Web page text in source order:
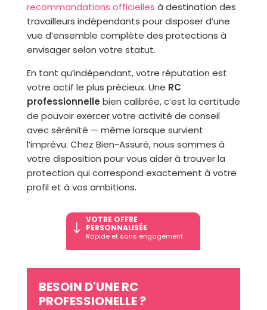
BESOIN D'UNE RC
PROFESSIONELLE ?
recommandations officielles à destination des
travailleurs indépendants pour disposer d’une
vue d’ensemble complète des protections à
envisager selon votre statut.
En tant qu’indépendant, votre réputation est
votre actif le plus précieux. Une RC
professionnelle bien calibrée, c’est la certitude
de pouvoir exercer votre activité de conseil
avec sérénité — même lorsque survient
l’imprévu. Chez Bien-Assuré, nous sommes à
votre disposition pour vous aider à trouver la
protection qui correspond exactement à votre
profil et à vos ambitions.
"
VOTRE OFFRE
PERSONNALISÉE
Rapide et sans engagement